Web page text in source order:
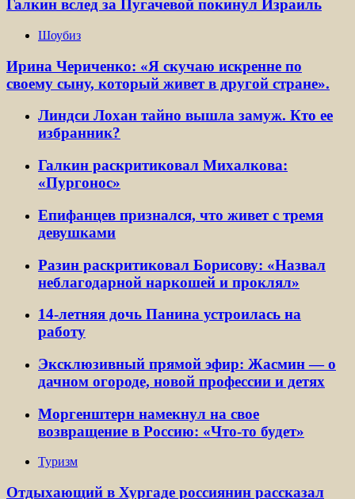
Галкин вслед за Пугачевой покинул Израиль
Шоубиз
Ирина Чериченко: «Я скучаю искренне по
своему сыну, который живет в другой стране».
Линдси Лохан тайно вышла замуж. Кто ее
избранник?
Галкин раскритиковал Михалкова:
«Пургонос»
Епифанцев признался, что живет с тремя
девушками
Разин раскритиковал Борисову: «Назвал
неблагодарной наркошей и проклял»
14-летняя дочь Панина устроилась на
работу
Эксклюзивный прямой эфир: Жасмин — о
дачном огороде, новой профессии и детях
Моргенштерн намекнул на свое
возвращение в Россию: «Что-то будет»
Туризм
Отдыхающий в Хургаде россиянин рассказал